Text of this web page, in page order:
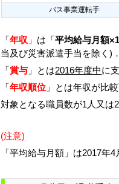
バス事業運転手
「年収 」は「平均給与月額
当及び災害派遣手当を除く)．
「賞与 」とは2016年度中に
「年収順位 」とは年収が比
対象となる職員数が1人又は
(注意)
「平均給与月額」は2017年